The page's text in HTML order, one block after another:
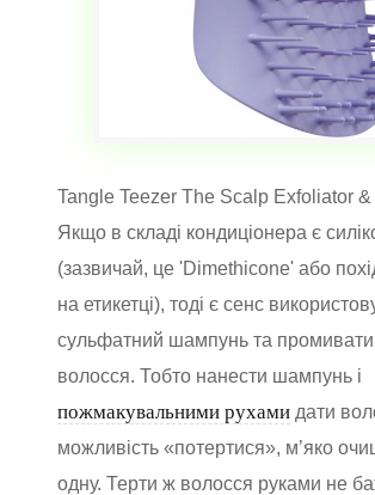
Tangle Teezer The Scalp Exfoliator
Якщо в складі кондиціонера є
(зазвичай, це 'Dimethicone' або
на етикетці), тоді є сенс
сульфатний шампунь та
волосся. Тобто нанести шампунь і
пожмакувальними рухами дати
можливість «потертися», м’яко
одну. Терти ж волосся руками не